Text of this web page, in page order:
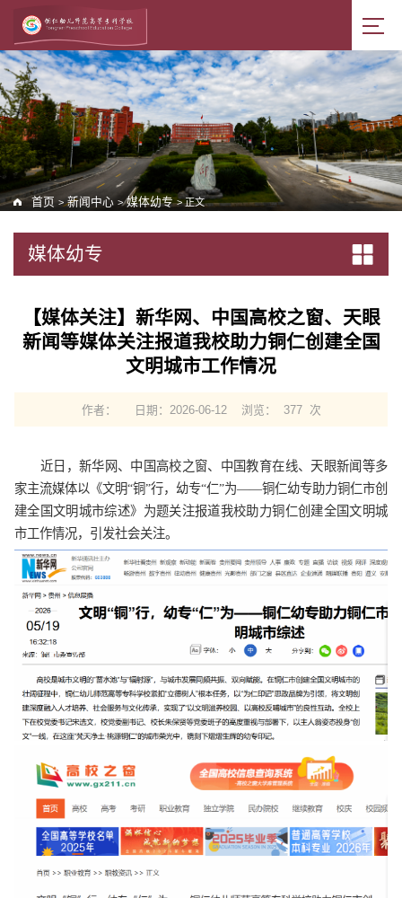
首页 > 新闻中心 > 媒体幼专 > 正文
媒体幼专
【媒体关注】新华网、中国高校之窗、天眼
新闻等媒体关注报道我校助力铜仁创建全国
文明城市工作情况
作者： 日期：2026-06-12 浏览： 377 次
近日，新华网、中国高校之窗、中国教育在线、天眼新闻等多
家主流媒体以《文明“铜”行，幼专“仁”为——铜仁幼专助力铜仁市创
建全国文明城市综述》为题关注报道我校助力铜仁创建全国文明城
市工作情况，引发社会关注。